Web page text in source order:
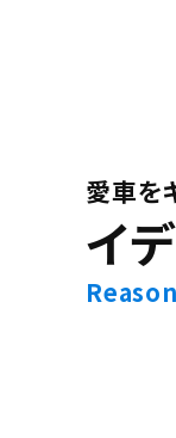
愛車を
イ
Reason